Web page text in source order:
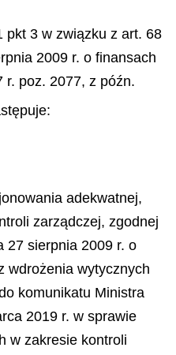
pkt 3 w związku z art. 68
2009 r. o finansach
r. poz. 2077, z późn.
adekwatnej,
zarządczej, zgodnej
27 sierpnia 2009 r. o
wdrożenia wytycznych
komunikatu Ministra
2019 r. w sprawie
w zakresie kontroli